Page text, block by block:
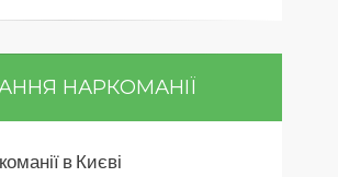
НАРКОМАНІЇ
в Києві